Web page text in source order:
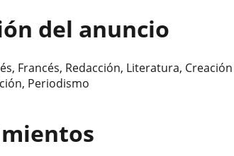
del anuncio
Francés, Redacción, Literatura,
Periodismo